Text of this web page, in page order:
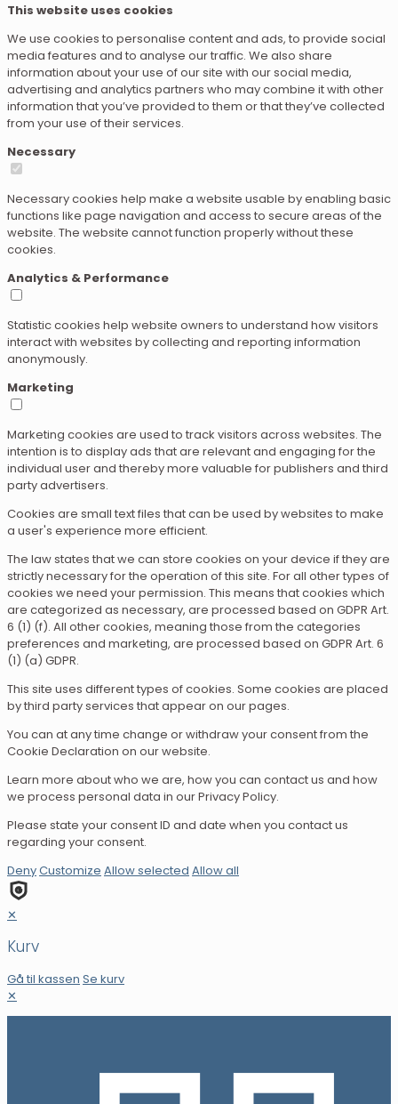
This website uses cookies
We use cookies to personalise content and ads, to provide social
media features and to analyse our traffic. We also share
information about your use of our site with our social media,
advertising and analytics partners who may combine it with other
information that you’ve provided to them or that they’ve collected
from your use of their services.
Necessary
Necessary cookies help make a website usable by enabling basic
functions like page navigation and access to secure areas of the
website. The website cannot function properly without these
cookies.
Analytics & Performance
Statistic cookies help website owners to understand how visitors
interact with websites by collecting and reporting information
anonymously.
Marketing
Marketing cookies are used to track visitors across websites. The
intention is to display ads that are relevant and engaging for the
individual user and thereby more valuable for publishers and third
party advertisers.
Cookies are small text files that can be used by websites to make
a user's experience more efficient.
The law states that we can store cookies on your device if they are
strictly necessary for the operation of this site. For all other types of
cookies we need your permission. This means that cookies which
are categorized as necessary, are processed based on GDPR Art.
6 (1) (f). All other cookies, meaning those from the categories
preferences and marketing, are processed based on GDPR Art. 6
(1) (a) GDPR.
This site uses different types of cookies. Some cookies are placed
by third party services that appear on our pages.
You can at any time change or withdraw your consent from the
Cookie Declaration on our website.
Learn more about who we are, how you can contact us and how
we process personal data in our Privacy Policy.
Please state your consent ID and date when you contact us
regarding your consent.
DenyCustomize Allow selected Allow all
✕
Kurv
Gå til kassen Se kurv
✕